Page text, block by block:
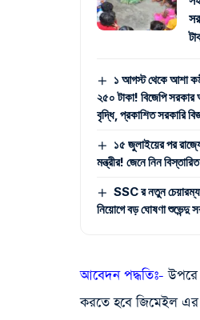
১ আগস্ট থেকে আশা
২৫০ টাকা! বিজেপি
বৃদ্ধি, প্রকাশিত সরকারি
১৫ জুলাইয়ের পর
মন্ত্রীর! জেনে নিন বিস্তারিত
SSC র নতুন
নিয়োগে বড় ঘোষণা শুভেন্দু
আবেদন পদ্ধতিঃ- উপরে
করতে হবে জিমেইল